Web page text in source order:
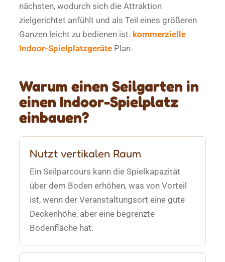
nächsten, wodurch sich die Attraktion
zielgerichtet anfühlt und als Teil eines größeren
Ganzen leicht zu bedienen ist. kommerzielle
Indoor-Spielplatzgeräte Plan.
Warum einen Seilgarten in
einen Indoor-Spielplatz
einbauen?
Nutzt vertikalen Raum
Ein Seilparcours kann die Spielkapazität
über dem Boden erhöhen, was von Vorteil
ist, wenn der Veranstaltungsort eine gute
Deckenhöhe, aber eine begrenzte
Bodenfläche hat.